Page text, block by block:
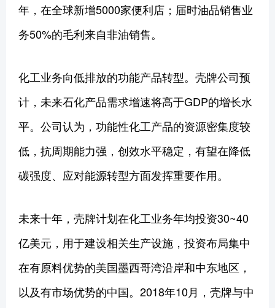
年，在全球新增5000家便利店；届时油品销售业
务50%的毛利来自非油销售。
化工业务向低排放的功能产品转型。壳牌公司预
计，未来石化产品需求增速将高于GDP的增长水
平。公司认为，功能性化工产品的资源密集度较
低，抗周期能力强，创效水平稳定，有望在降低
碳强度、应对能源转型方面发挥重要作用。
未来十年，壳牌计划在化工业务年均投资30~40
亿美元，用于建设相关生产设施，投资布局集中
在有原料优势的美国墨西哥湾沿岸和中东地区，
以及有市场优势的中国。2018年10月，壳牌与中